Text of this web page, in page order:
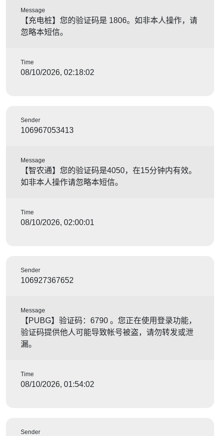
Message
【充电桩】您的验证码是 1806。如非本人操作，请
忽略本短信。
Time
08/10/2026, 02:18:02
Sender
106967053413
Message
【智农通】您的验证码是4050，在15分钟内有效。
如非本人操作请忽略本短信。
Time
08/10/2026, 02:00:01
Sender
106927367652
Message
【PUBG】验证码：6790 。您正在使用登录功能，
验证码提供他人可能导致帐号被盗，请勿转发或泄
漏。
Time
08/10/2026, 01:54:02
Sender